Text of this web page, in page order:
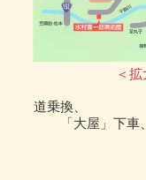
＜
道乗換、
「大屋」下車、